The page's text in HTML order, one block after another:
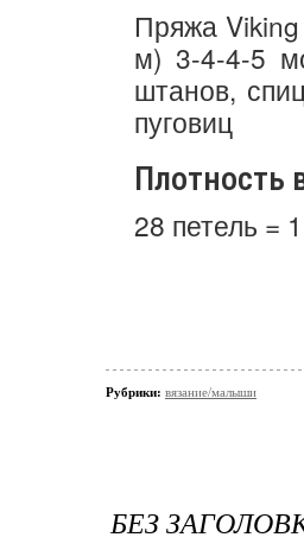
Пряжа
м) 3-4-4-5
штанов,
пуговиц
Плотность
28 петель =
Рубрики: вязание/малыши
БЕЗ